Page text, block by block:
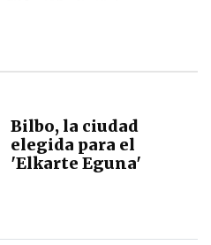
Bilbo, la ciudad
elegida para el
'Elkarte Eguna'